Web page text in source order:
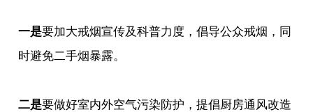
一是要加大戒烟宣传及科普力度，倡导公众戒烟，同
时避免二手烟暴露。
二是要做好室内外空气污染防护，提倡厨房通风改造